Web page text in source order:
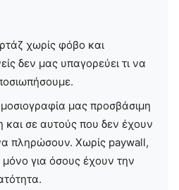
χωρίς φόβο και
δεν μας υπαγορεύει τι να
μας προσβάσιμη
και σε αυτούς που δεν έχουν
πληρώσουν. Χωρίς paywall,
για όσους έχουν την